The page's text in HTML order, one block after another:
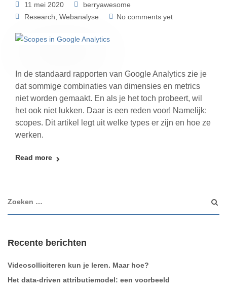
11 mei 2020
berryawesome
Research Webanalyse No comments yet
In de standaard rapporten van Google Analytics zie je
dat sommige combinaties van dimensies en metrics
niet worden gemaakt. En als je het toch probeert, wil
het ook niet lukken. Daar is een reden voor! Namelijk:
scopes. Dit artikel legt uit welke types er zijn en hoe ze
werken.
Read more
Recente berichten
Videosolliciteren kun je leren. Maar hoe?
Het data-driven attributiemodel: een voorbeeld